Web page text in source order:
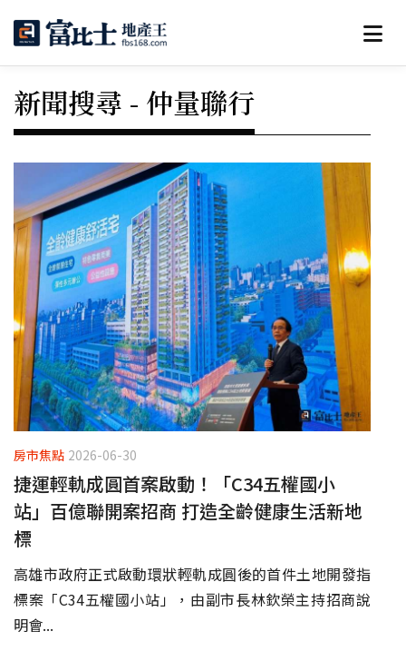
新聞搜尋 - 仲量聯行
房市焦點 2026-06-30
捷運輕軌成圓首案啟動！「C34五權國小
站」百億聯開案招商 打造全齡健康生活新地
標
高雄市政府正式啟動環狀輕軌成圓後的首件土地開發指
標案「C34五權國小站」，由副市長林欽榮主持招商說
明會...